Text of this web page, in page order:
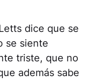
dice que se
se siente
triste, que no
además sabe